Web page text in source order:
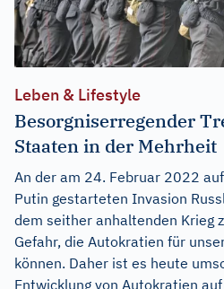
Leben & Lifestyle
Besorgniserregender
Staaten in der Mehrheit
An der am 24. Februar 2022
Putin gestarteten Invasion
dem seither anhaltenden Krieg
Gefahr, die Autokratien für
können. Daher ist es heute
Entwicklung von Autokratien